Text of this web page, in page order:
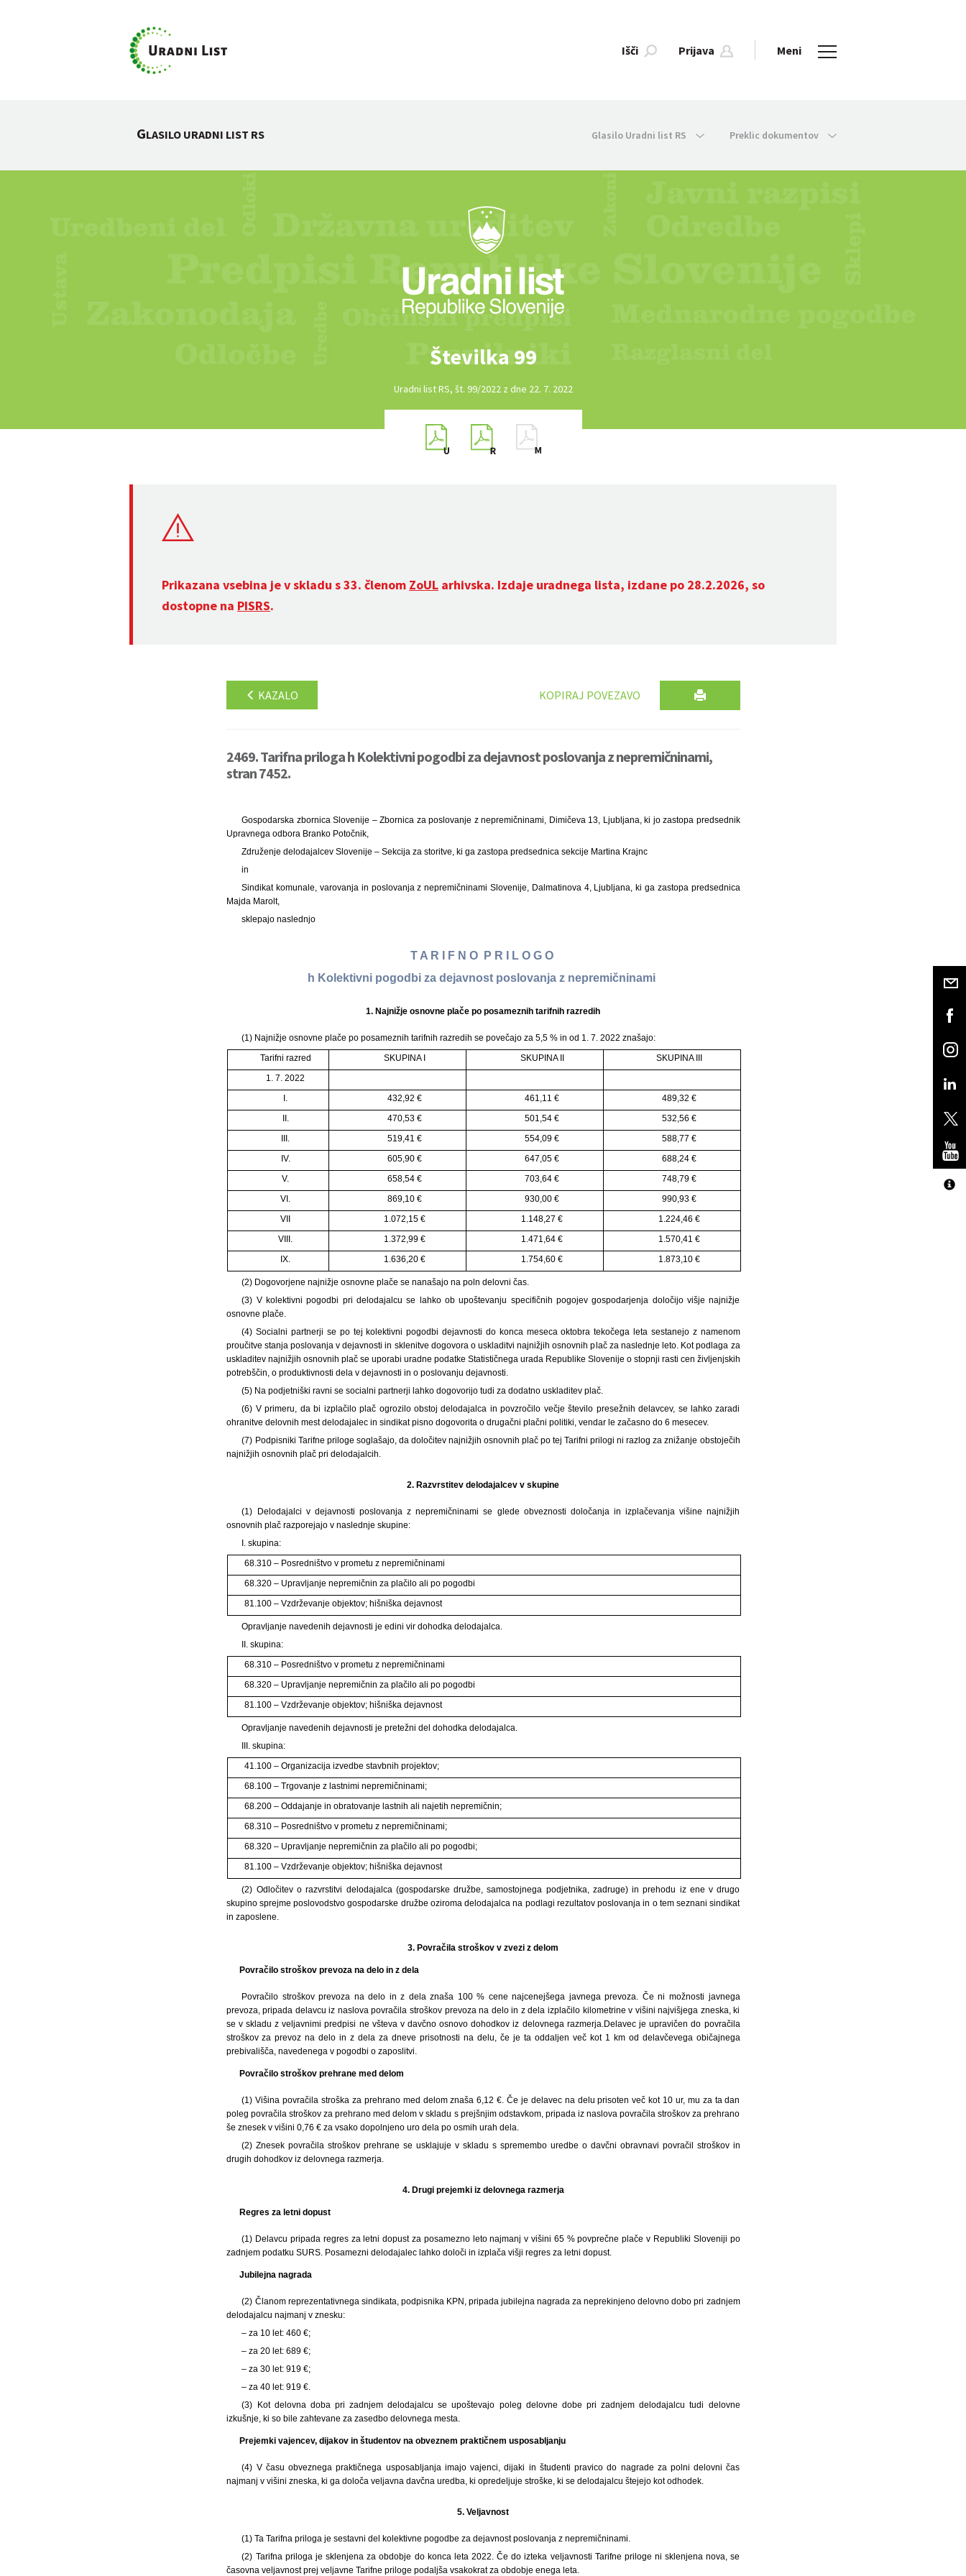
Išči Prijava Meni
GLASILO URADNI LIST RS Glasilo Uradni list RS Preklic dokumentov
Številka 99
Uradni list RS, št. 99/2022 z dne 22. 7. 2022
Prikazana vsebina je v skladu s 33. členom ZoUL arhivska. Izdaje uradnega lista, izdane po 28.2.2026, so
dostopne na PISRS.
KAZALO KOPIRAJ POVEZAVO
2469. Tarifna priloga h Kolektivni pogodbi za dejavnost poslovanja z nepremičninami,
stran 7452.
Gospodarska zbornica Slovenije – Zbornica za poslovanje z nepremičninami, Dimičeva 13, Ljubljana, ki jo zastopa predsednik
Upravnega odbora Branko Potočnik,
Združenje delodajalcev Slovenije – Sekcija za storitve, ki ga zastopa predsednica sekcije Martina Krajnc
in
Sindikat komunale, varovanja in poslovanja z nepremičninami Slovenije, Dalmatinova 4, Ljubljana, ki ga zastopa predsednica
Majda Marolt,
sklepajo naslednjo
T A R I F N O P R I L O G O
h Kolektivni pogodbi za dejavnost poslovanja z nepremičninami
1. Najnižje osnovne plače po posameznih tarifnih razredih
(1) Najnižje osnovne plače po posameznih tarifnih razredih se povečajo za 5,5 % in od 1. 7. 2022 znašajo:
Tarifni razred
SKUPINA I SKUPINA II
SKUPINA III
1. 7. 2022
I.
432,92 € 461,11 €
489,32 €
II.
470,53 € 501,54 €
532,56 €
III.
519,41 € 554,09 €
588,77 €
IV.
605,90 € 647,05 €
688,24 €
V.
658,54 € 703,64 €
748,79 €
VI.
869,10 € 930,00 €
990,93 €
VII
1.072,15 € 1.148,27 €
1.224,46 €
VIII.
1.372,99 € 1.471,64 €
1.570,41 €
IX.
1.636,20 € 1.754,60 € 1.873,10 €
(2) Dogovorjene najnižje osnovne plače se nanašajo na poln delovni čas.
(3) V kolektivni pogodbi pri delodajalcu se lahko ob upoštevanju specifičnih pogojev gospodarjenja določijo višje najnižje
osnovne plače.
(4) Socialni partnerji se po tej kolektivni pogodbi dejavnosti do konca meseca oktobra tekočega leta sestanejo z namenom
proučitve stanja poslovanja v dejavnosti in sklenitve dogovora o uskladitvi najnižjih osnovnih plač za naslednje leto. Kot podlaga za
uskladitev najnižjih osnovnih plač se uporabi uradne podatke Statističnega urada Republike Slovenije o stopnji rasti cen življenjskih
potrebščin, o produktivnosti dela v dejavnosti in o poslovanju dejavnosti.
(5) Na podjetniški ravni se socialni partnerji lahko dogovorijo tudi za dodatno uskladitev plač.
(6) V primeru, da bi izplačilo plač ogrozilo obstoj delodajalca in povzročilo večje število presežnih delavcev, se lahko zaradi
ohranitve delovnih mest delodajalec in sindikat pisno dogovorita o drugačni plačni politiki, vendar le začasno do 6 mesecev.
(7) Podpisniki Tarifne priloge soglašajo, da določitev najnižjih osnovnih plač po tej Tarifni prilogi ni razlog za znižanje obstoječih
najnižjih osnovnih plač pri delodajalcih.
2. Razvrstitev delodajalcev v skupine
(1) Delodajalci v dejavnosti poslovanja z nepremičninami se glede obveznosti določanja in izplačevanja višine najnižjih
osnovnih plač razporejajo v naslednje skupine:
I. skupina:
68.310 – Posredništvo v prometu z nepremičninami
68.320 – Upravljanje nepremičnin za plačilo ali po pogodbi
81.100 – Vzdrževanje objektov; hišniška dejavnost
Opravljanje navedenih dejavnosti je edini vir dohodka delodajalca.
II. skupina:
68.310 – Posredništvo v prometu z nepremičninami
68.320 – Upravljanje nepremičnin za plačilo ali po pogodbi
81.100 – Vzdrževanje objektov; hišniška dejavnost
Opravljanje navedenih dejavnosti je pretežni del dohodka delodajalca.
III. skupina:
41.100 – Organizacija izvedbe stavbnih projektov;
68.100 – Trgovanje z lastnimi nepremičninami;
68.200 – Oddajanje in obratovanje lastnih ali najetih nepremičnin;
68.310 – Posredništvo v prometu z nepremičninami;
68.320 – Upravljanje nepremičnin za plačilo ali po pogodbi;
81.100 – Vzdrževanje objektov; hišniška dejavnost
(2) Odločitev o razvrstitvi delodajalca (gospodarske družbe, samostojnega podjetnika, zadruge) in prehodu iz ene v drugo
skupino sprejme poslovodstvo gospodarske družbe oziroma delodajalca na podlagi rezultatov poslovanja in o tem seznani sindikat
in zaposlene.
3. Povračila stroškov v zvezi z delom
Povračilo stroškov prevoza na delo in z dela
Povračilo stroškov prevoza na delo in z dela znaša 100 % cene najcenejšega javnega prevoza. Če ni možnosti javnega
prevoza, pripada delavcu iz naslova povračila stroškov prevoza na delo in z dela izplačilo kilometrine v višini najvišjega zneska, ki
se v skladu z veljavnimi predpisi ne všteva v davčno osnovo dohodkov iz delovnega razmerja.Delavec je upravičen do povračila
stroškov za prevoz na delo in z dela za dneve prisotnosti na delu, če je ta oddaljen več kot 1 km od delavčevega običajnega
prebivališča, navedenega v pogodbi o zaposlitvi.
Povračilo stroškov prehrane med delom
(1) Višina povračila stroška za prehrano med delom znaša 6,12 €. Če je delavec na delu prisoten več kot 10 ur, mu za ta dan
poleg povračila stroškov za prehrano med delom v skladu s prejšnjim odstavkom, pripada iz naslova povračila stroškov za prehrano
še znesek v višini 0,76 € za vsako dopolnjeno uro dela po osmih urah dela.
(2) Znesek povračila stroškov prehrane se usklajuje v skladu s spremembo uredbe o davčni obravnavi povračil stroškov in
drugih dohodkov iz delovnega razmerja.
4. Drugi prejemki iz delovnega razmerja
Regres za letni dopust
(1) Delavcu pripada regres za letni dopust za posamezno leto najmanj v višini 65 % povprečne plače v Republiki Sloveniji po
zadnjem podatku SURS. Posamezni delodajalec lahko določi in izplača višji regres za letni dopust.
Jubilejna nagrada
(2) Članom reprezentativnega sindikata, podpisnika KPN, pripada jubilejna nagrada za neprekinjeno delovno dobo pri zadnjem
delodajalcu najmanj v znesku:
– za 10 let: 460 €;
– za 20 let: 689 €;
– za 30 let: 919 €;
– za 40 let: 919 €.
(3) Kot delovna doba pri zadnjem delodajalcu se upoštevajo poleg delovne dobe pri zadnjem delodajalcu tudi delovne
izkušnje, ki so bile zahtevane za zasedbo delovnega mesta.
Prejemki vajencev, dijakov in študentov na obveznem praktičnem usposabljanju
(4) V času obveznega praktičnega usposabljanja imajo vajenci, dijaki in študenti pravico do nagrade za polni delovni čas
najmanj v višini zneska, ki ga določa veljavna davčna uredba, ki opredeljuje stroške, ki se delodajalcu štejejo kot odhodek.
5. Veljavnost
(1) Ta Tarifna priloga je sestavni del kolektivne pogodbe za dejavnost poslovanja z nepremičninami.
(2) Tarifna priloga je sklenjena za obdobje do konca leta 2022. Če do izteka veljavnosti Tarifne priloge ni sklenjena nova, se
časovna veljavnost prej veljavne Tarifne priloge podaljša vsakokrat za obdobje enega leta.